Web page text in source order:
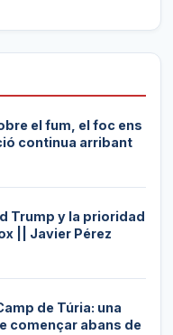
el fum, el foc ens
continua arribant
Trump y la prioridad
|| Javier Pérez
de Túria: una
començar abans de